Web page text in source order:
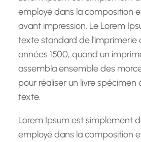
employé dans la composition
avant impression. Le Lorem
texte standard de l'imprimerie
années 1500, quand un
assembla ensemble des
pour réaliser un livre spécimen
texte.
Lorem Ipsum est simplement
employé dans la composition